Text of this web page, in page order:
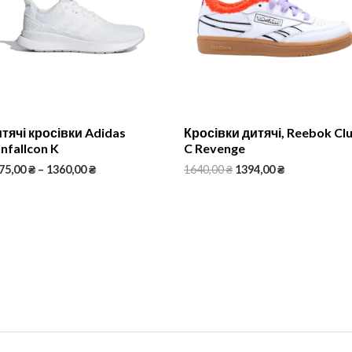
кросівки Adidas
K
₴ – 1360,00₴
Кросівки дитячі, Reebok
C Revenge
1640,00₴ 1394,00₴